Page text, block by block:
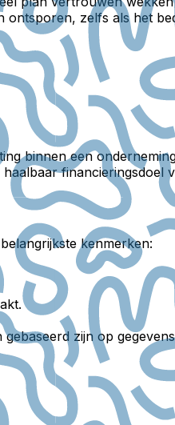
ontsporen, zelfs als het
binnen een
financieringsdoel
kenmerken:
zijn op